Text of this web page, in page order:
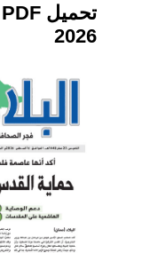
2026